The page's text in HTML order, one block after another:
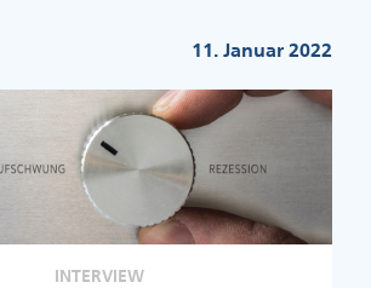
11. Januar 2022
INTERVIEW